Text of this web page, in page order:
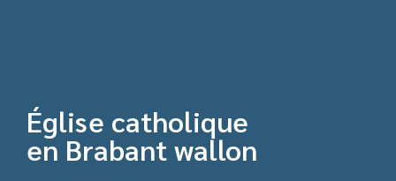
Église catholique
en Brabant wallon